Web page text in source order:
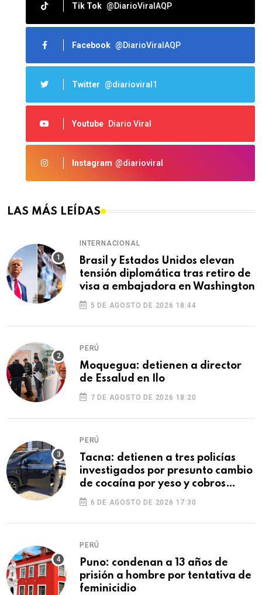
Tik Tok @DiarioViralAQP
Facebook @DiarioViralAQP
Twitter @diarioviral1
Youtube Diario Viral
Instagram @diarioviral
LAS MÁS LEÍDAS
INTERNACIONAL
Brasil y Estados Unidos elevan
tensión diplomática tras retiro de
visa a embajadora en Washington
5 DE AGOSTO DE 2026 18:44
PERÚ
Moquegua: detienen a director
de Essalud en Ilo
7 DE AGOSTO DE 2026 18:20
PERÚ
Tacna: detienen a tres policías
investigados por presunto cambio
de cocaína por yeso y cobros
ilegales
6 DE AGOSTO DE 2026 17:30
PERÚ
Puno: condenan a 13 años de
prisión a hombre por tentativa de
feminicidio